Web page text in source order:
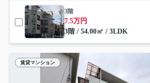
3階
7.5万円
3階 / 54.00㎡ / 3LDK
賃貸マンション